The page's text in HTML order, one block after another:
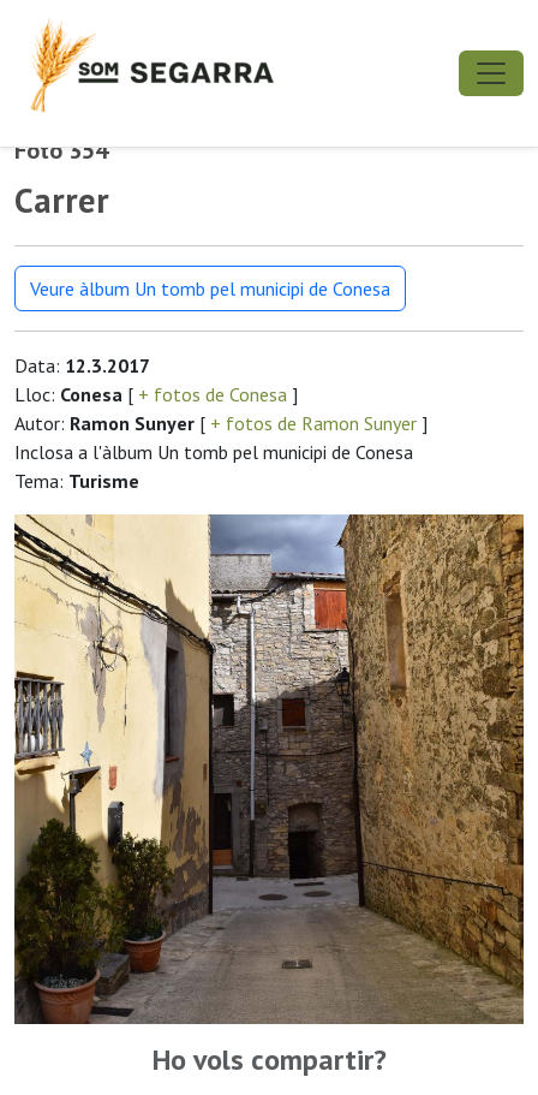
Foto 354
Carrer
Veure àlbum Un tomb pel municipi de Conesa
Data: 12.3.2017
Lloc: Conesa [ + fotos de Conesa ]
Autor: Ramon Sunyer [ + fotos de Ramon Sunyer ]
Inclosa a l'àlbum Un tomb pel municipi de Conesa
Tema: Turisme
Ho vols compartir?